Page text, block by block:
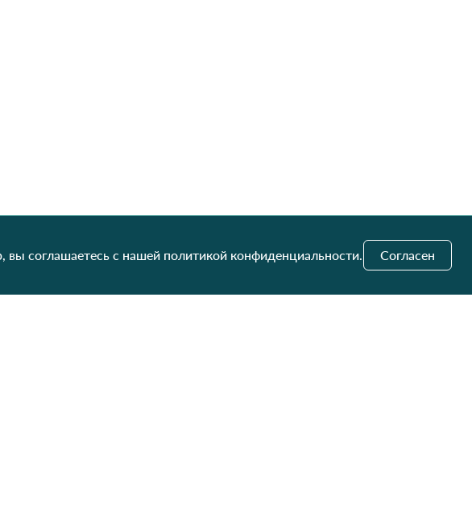
соглашаетесь с нашей политикой конфиденциальности. Согласен